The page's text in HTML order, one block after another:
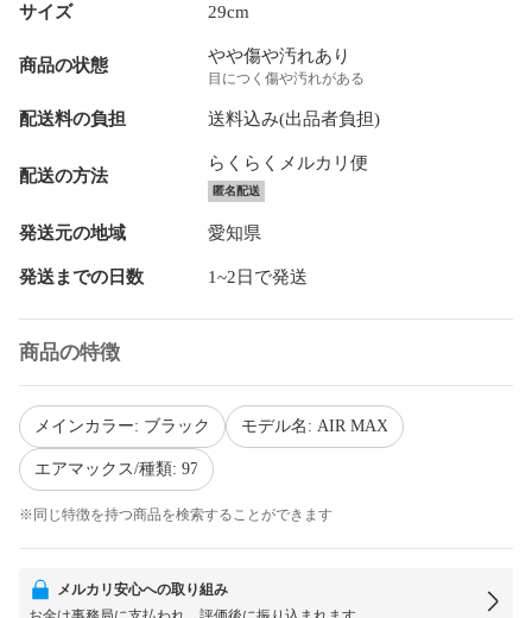
サイズ 29cm
商品の状態 やや傷や汚れあり
目につく傷や汚れがある
配送料の負担 送料込み(出品者負担)
配送の方法
らくらくメルカリ便
匿名配送
発送元の地域 愛知県
発送までの日数 1~2日で発送
商品の特徴
メインカラー: ブラック モデル名: AIR MAX
エアマックス/種類: 97
※同じ特徴を持つ商品を検索することができます
メルカリ安心への取り組み